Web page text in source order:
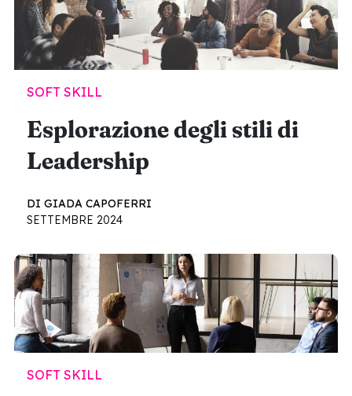
SOFT SKILL
Esplorazione degli stili di
Leadership
DI GIADA CAPOFERRI
SETTEMBRE 2024
SOFT SKILL